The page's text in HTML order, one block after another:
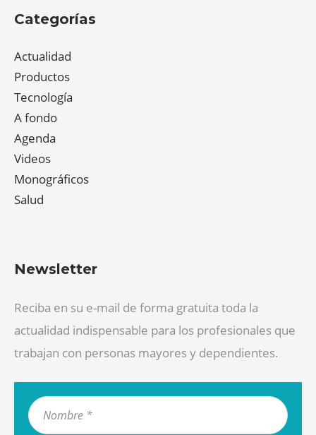
Categorías
Actualidad
Productos
Tecnología
A fondo
Agenda
Videos
Monográficos
Salud
Newsletter
Reciba en su e-mail de forma gratuita toda la
actualidad indispensable para los profesionales que
trabajan con personas mayores y dependientes.